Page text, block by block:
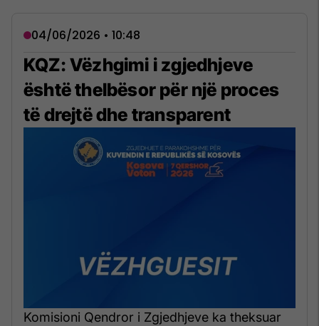
04/06/2026 • 10:48
KQZ: Vëzhgimi i zgjedhjeve
është thelbësor për një proces
të drejtë dhe transparent
Komisioni Qendror i Zgjedhjeve ka theksuar